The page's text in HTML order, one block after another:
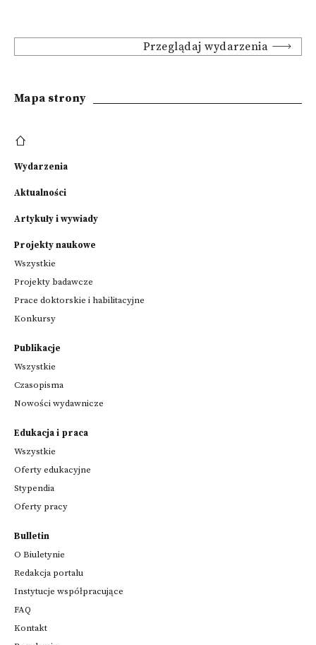
Przeglądaj wydarzenia
Mapa strony
Wydarzenia
Aktualności
Artykuły i wywiady
Projekty naukowe
Wszystkie
Projekty badawcze
Prace doktorskie i habilitacyjne
Konkursy
Publikacje
Wszystkie
Czasopisma
Nowości wydawnicze
Edukacja i praca
Wszystkie
Oferty edukacyjne
Stypendia
Oferty pracy
Bulletin
O Biuletynie
Redakcja portalu
Instytucje współpracujące
FAQ
Kontakt